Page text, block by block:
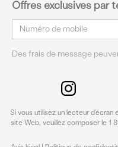
Offres exclusives par
Courriel
Des frais de message
Si vous utilisez un lecteur
site Web, veuillez composer le 1